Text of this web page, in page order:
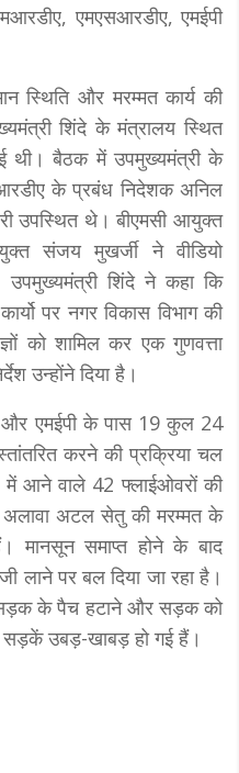
एमएसआरडीए, एमईपी
स्थिति और मरम्मत कार्य की
शिंदे के मंत्रालय स्थित
थी। बैठक में उपमुख्यमंत्री के
के प्रबंध निदेशक अनिल
उपस्थित थे। बीएमसी आयुक्त
संजय मुखर्जी ने वीडियो
उपमुख्यमंत्री शिंदे ने कहा कि
पर नगर विकास विभाग की
को शामिल कर एक गुणवत्ता
उन्होंने दिया है।
एमईपी के पास 19 कुल 24
करने की प्रक्रिया चल
में आने वाले 42 फ्लाईओवरों की
अलावा अटल सेतु की मरम्मत के
मानसून समाप्त होने के बाद
लाने पर बल दिया जा रहा है।
सड़क के पैच हटाने और सड़क को
उबड़-खाबड़ हो गई हैं।